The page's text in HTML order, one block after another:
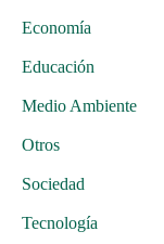
Economía
Educación
Medio Ambiente
Otros
Sociedad
Tecnología